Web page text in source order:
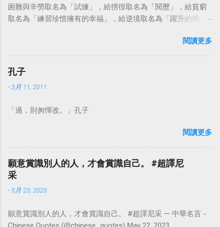
困難與辛勞取名為「試煉」，給徬徨取名為「閱歷」，給貧窮
取名為「練習珍惜擁有的幸福」，給逆境取名為「躍升的機
點看事情，就不會覺得活著是一件沉重的事。#超譯尼采 — 中
華名言 - Chinese Quotes (@chinese_quotes) May 23, 2023
閱讀更多
孔子
-3月 11, 2011
「過，則匆憚改。」孔子
閱讀更多
願意賞識別人的人，才會賞識自己。 #超譯尼
采
- 5月 23, 2023
願意賞識別人的人，才會賞識自己。 #超譯尼采 — 中華名言 -